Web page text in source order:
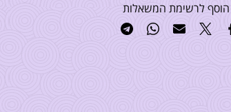
הוסף לרשימת המשאלות